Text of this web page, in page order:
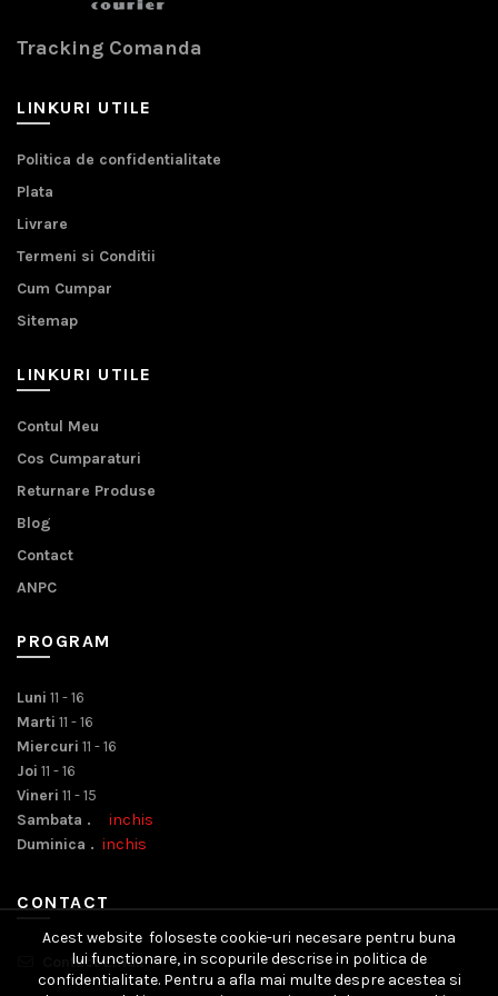
Tracking Comanda
LINKURI UTILE
Politica de confidentialitate
Plata
Livrare
Termeni si Conditii
Cum Cumpar
Sitemap
LINKURI UTILE
Contul Meu
Cos Cumparaturi
Returnare Produse
Blog
Contact
ANPC
PROGRAM
Luni 11 - 16
Marti 11 - 16
Miercuri 11 - 16
Joi 11 - 16
Vineri 11 - 15
Sambata . inchis
Duminica . inchis
CONTACT
Contact Email
Acest website foloseste cookie-uri necesare pentru buna
lui functionare, in scopurile descrise in politica de
confidentialitate. Pentru a afla mai multe despre acestea si